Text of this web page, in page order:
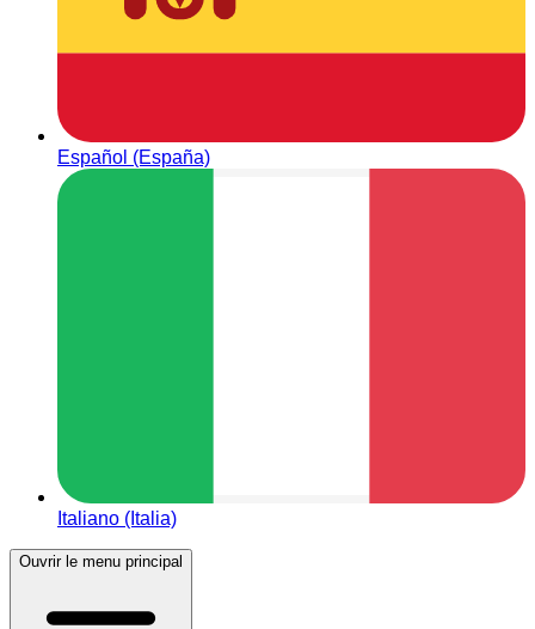
Español (España)
Italiano (Italia)
Ouvrir le menu principal